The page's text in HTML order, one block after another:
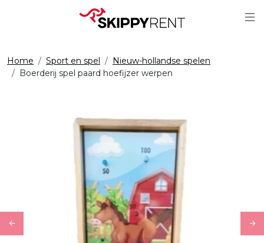
Home Sport en spel
Nieuw-hollandse spelen
Boerderij spel paard hoefijzer werpen
Previous